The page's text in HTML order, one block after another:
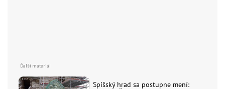
Spišský hrad sa postupne mení: